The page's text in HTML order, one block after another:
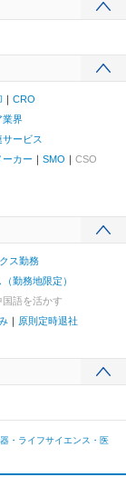
CRO
業界
ービス
カー SMO
CSO
ス勤務
勤務地限定）
国語を活かす
原則定時退社
・ライフサイエンス・医